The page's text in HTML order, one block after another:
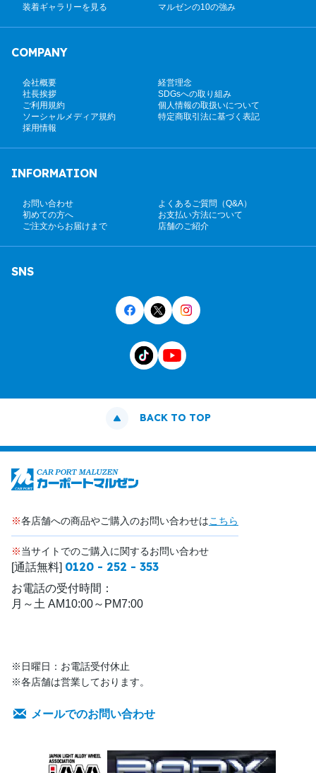
装着ギャラリーを見る マルゼンの10の強み
COMPANY
会社概要
経営理念
社長挨拶
SDGsへの取り組み
ご利用規約
個人情報の取扱いについて
ソーシャルメディア規約
特定商取引法に基づく表記
採用情報
INFORMATION
お問い合わせ
よくあるご質問（Q&A）
初めての方へ
お支払い方法について
ご注文からお届けまで
店舗のご紹介
SNS
BACK TO TOP
※各店舗への商品やご購入のお問い合わせはこちら
※当サイトでのご購入に関するお問い合わせ
[通話無料] 0120 - 252 - 353
お電話の受付時間：
月～土 AM10:00～PM7:00
※日曜日：お電話受付休止
※各店舗は営業しております。
メールでのお問い合わせ